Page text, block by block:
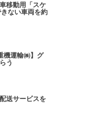
移動用「スケ
ない車両を約
機運輸㈱】グ
う
送サービスを